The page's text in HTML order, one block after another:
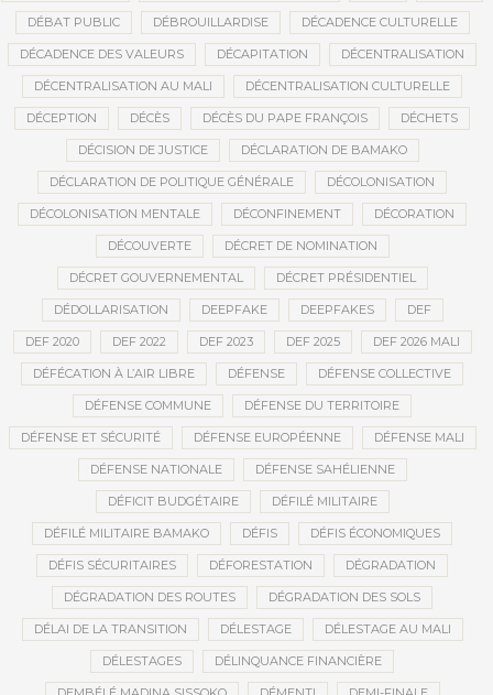
DÉBAT PUBLIC DÉBROUILLARDISE DÉCADENCE CULTURELLE
DÉCADENCE DES VALEURS DÉCAPITATION DÉCENTRALISATION
DÉCENTRALISATION AU MALI DÉCENTRALISATION CULTURELLE
DÉCEPTION DÉCÈS DÉCÈS DU PAPE FRANÇOIS DÉCHETS
DÉCISION DE JUSTICE DÉCLARATION DE BAMAKO
DÉCLARATION DE POLITIQUE GÉNÉRALE DÉCOLONISATION
DÉCOLONISATION MENTALE DÉCONFINEMENT DÉCORATION
DÉCOUVERTE DÉCRET DE NOMINATION
DÉCRET GOUVERNEMENTAL DÉCRET PRÉSIDENTIEL
DÉDOLLARISATION DEEPFAKE DEEPFAKES DEF
DEF 2020 DEF 2022 DEF 2023 DEF 2025 DEF 2026 MALI
DÉFÉCATION À L’AIR LIBRE DÉFENSE DÉFENSE COLLECTIVE
DÉFENSE COMMUNE DÉFENSE DU TERRITOIRE
DÉFENSE ET SÉCURITÉ DÉFENSE EUROPÉENNE DÉFENSE MALI
DÉFENSE NATIONALE DÉFENSE SAHÉLIENNE
DÉFICIT BUDGÉTAIRE DÉFILÉ MILITAIRE
DÉFILÉ MILITAIRE BAMAKO DÉFIS DÉFIS ÉCONOMIQUES
DÉFIS SÉCURITAIRES DÉFORESTATION DÉGRADATION
DÉGRADATION DES ROUTES DÉGRADATION DES SOLS
DÉLAI DE LA TRANSITION DÉLESTAGE DÉLESTAGE AU MALI
DÉLESTAGES DÉLINQUANCE FINANCIÈRE